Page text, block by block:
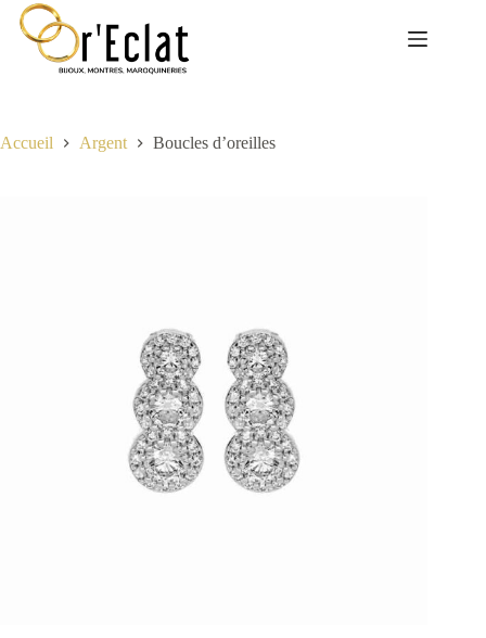
Passer
contenu
Accueil Argent Boucles d’oreilles